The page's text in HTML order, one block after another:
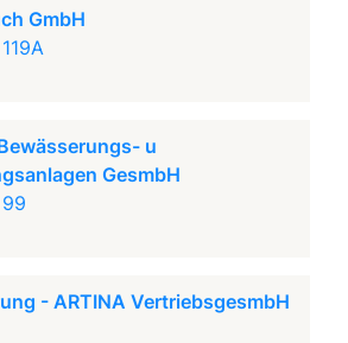
GmbH
u
GesmbH
- ARTINA VertriebsgesmbH